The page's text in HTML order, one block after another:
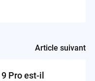
Article suivant
Pro est-il